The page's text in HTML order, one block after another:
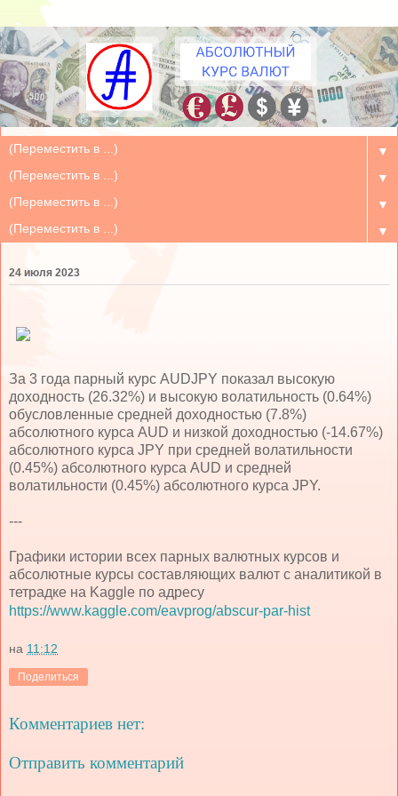
▼
▼
▼
▼
24 июля 2023
За 3 года парный курс AUDJPY показал высокую
доходность (26.32%) и высокую волатильность (0.64%)
обусловленные средней доходностью (7.8%)
абсолютного курса AUD и низкой доходностью (-14.67%)
абсолютного курса JPY при средней волатильности
(0.45%) абсолютного курса AUD и средней
волатильности (0.45%) абсолютного курса JPY.
---
Графики истории всех парных валютных курсов и
абсолютные курсы составляющих валют с аналитикой в
тетрадке на Kaggle по адресу
https://www.kaggle.com/eavprog/abscur-par-hist
на 11:12
Поделиться
Комментариев нет:
Отправить комментарий